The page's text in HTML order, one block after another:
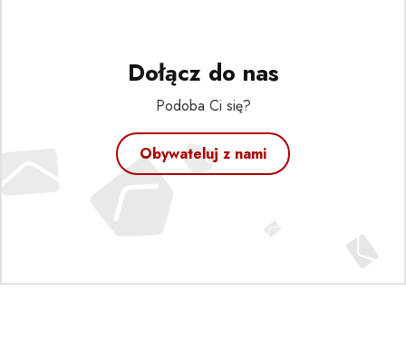
Dołącz do nas
Podoba Ci się?
Obywateluj z nami